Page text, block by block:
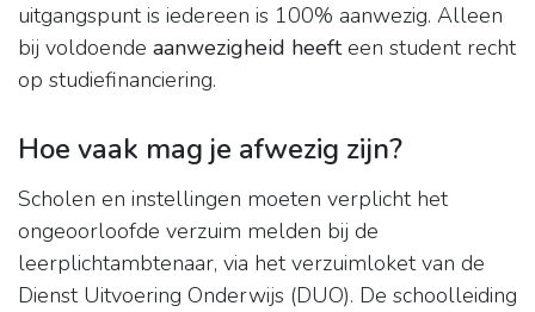
uitgangspunt is iedereen is 100% aanwezig. Alleen
bij voldoende aanwezigheid heefteen student recht
op studiefinanciering.
Hoe vaak mag je afwezig zijn?
Scholen en instellingen moeten verplicht het
ongeoorloofde verzuim melden bij de
leerplichtambtenaar, via het verzuimloket van de
Dienst Uitvoering Onderwijs (DUO). De schoolleiding